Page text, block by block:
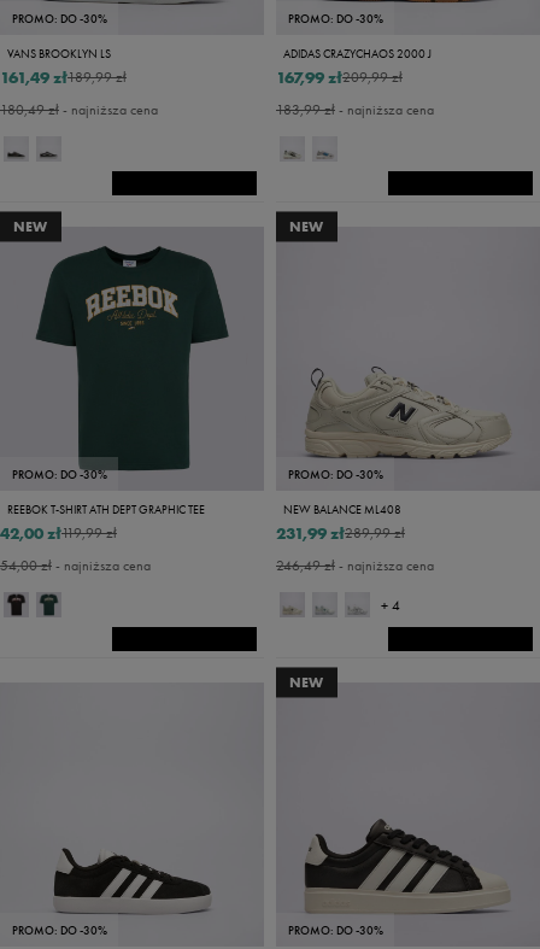
PROMO: DO -30%
VANS BROOKLYN LS
189,99 zł
161,49 zł
180,49 zł- najniższa cena
PROMO: DO -30%
ADIDAS CRAZYCHAOS 2000 J
209,99 zł
167,99 zł
183,99 zł- najniższa cena
NEW
PROMO: DO -30%
REEBOK T-SHIRT ATH DEPT GRAPHIC TEE
119,99 zł
42,00 zł
54,00 zł- najniższa cena
NEW
PROMO: DO -30%
NEW BALANCE ML408
289,99 zł
231,99 zł
246,49 zł- najniższa cena
+ 4
PROMO: DO -30%
NEW
PROMO: DO -30%